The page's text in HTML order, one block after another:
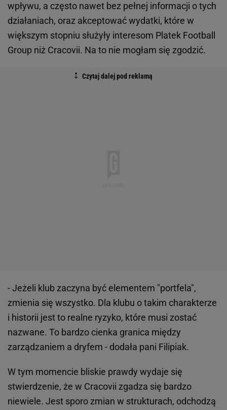
wpływu, a często nawet bez pełnej informacji o tych
działaniach, oraz akceptować wydatki, które w
większym stopniu służyły interesom Platek Football
Group niż Cracovii. Na to nie mogłam się zgodzić.
- Jeżeli klub zaczyna być elementem "portfela",
zmienia się wszystko. Dla klubu o takim charakterze
i historii jest to realne ryzyko, które musi zostać
nazwane. To bardzo cienka granica między
zarządzaniem a dryfem - dodała pani Filipiak.
W tym momencie bliskie prawdy wydaje się
stwierdzenie, że w Cracovii zgadza się bardzo
niewiele. Jest sporo zmian w strukturach, odchodzą